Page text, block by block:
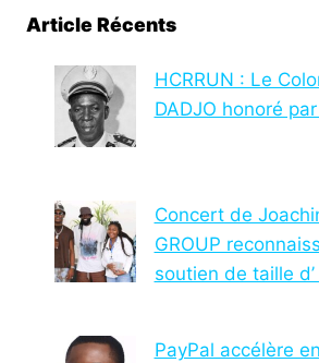
Article Récents
HCRRUN : Le
DADJO honoré
Concert de
GROUP
soutien de taille
PayPal accélère